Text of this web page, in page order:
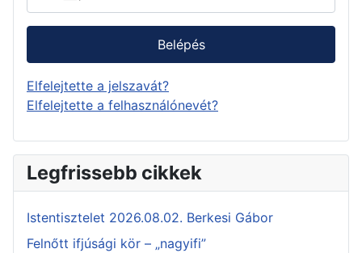
Belépés
Elfelejtette a jelszavát?
Elfelejtette a felhasználónevét?
Legfrissebb cikkek
Istentisztelet 2026.08.02. Berkesi Gábor
Felnőtt ifjúsági kör – „nagyifi”